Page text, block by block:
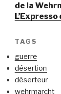
de la
TAGS
guerre
désertion
déserteur
wehrmarcht